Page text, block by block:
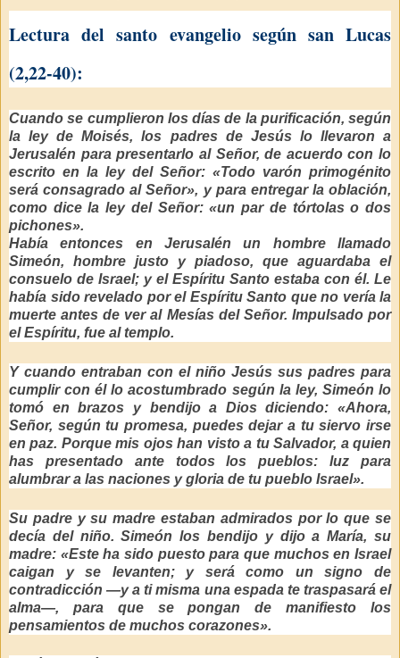
Lectura del santo evangelio según san Lucas
(2,22-40):
Cuando se cumplieron los días de la purificación, según
la ley de Moisés, los padres de Jesús lo llevaron a
Jerusalén para presentarlo al Señor, de acuerdo con lo
escrito en la ley del Señor: «Todo varón primogénito
será consagrado al Señor», y para entregar la oblación,
como dice la ley del Señor: «un par de tórtolas o dos
pichones».
Había entonces en Jerusalén un hombre llamado
Simeón, hombre justo y piadoso, que aguardaba el
consuelo de Israel; y el Espíritu Santo estaba con él. Le
había sido revelado por el Espíritu Santo que no vería la
muerte antes de ver al Mesías del Señor. Impulsado por
el Espíritu, fue al templo.
Y cuando entraban con el niño Jesús sus padres para
cumplir con él lo acostumbrado según la ley, Simeón lo
tomó en brazos y bendijo a Dios diciendo: «Ahora,
Señor, según tu promesa, puedes dejar a tu siervo irse
en paz. Porque mis ojos han visto a tu Salvador, a quien
has presentado ante todos los pueblos: luz para
alumbrar a las naciones y gloria de tu pueblo Israel».
Su padre y su madre estaban admirados por lo que se
decía del niño. Simeón los bendijo y dijo a María, su
madre: «Este ha sido puesto para que muchos en Israel
caigan y se levanten; y será como un signo de
contradicción —y a ti misma una espada te traspasará el
alma—, para que se pongan de manifiesto los
pensamientos de muchos corazones».